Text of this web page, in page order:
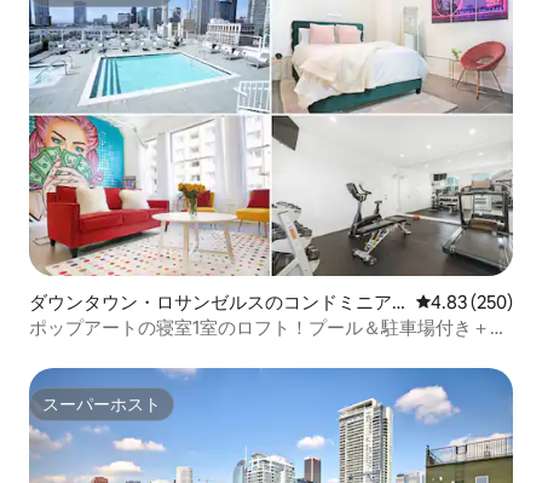
ダウンタウン・ロサンゼルスのコンドミニア
ム
レビュー250
4.83 (250)
ポップアートの寝室1室のロフト！プール＆駐車場付き＋
スーパーホスト
スーパーホスト